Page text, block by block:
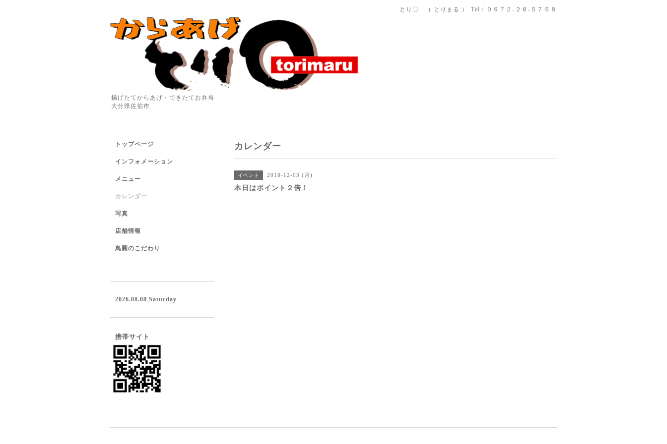
とり〇 （ とりまる ） Tel / ０９７２-２８-５７５８
揚げたてからあげ・できたてお弁当
大分県佐伯市
カレンダー
イベント 2018-12-03 (月)
本日はポイント２倍！
トップページ
インフォメーション
メニュー
カレンダー
写真
店舗情報
鳥圓のこだわり
2026.08.08 Saturday
携帯サイト